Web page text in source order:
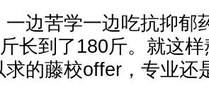
边苦学一边吃抗抑郁
长到了180斤。就这
求的藤校offer，专业还